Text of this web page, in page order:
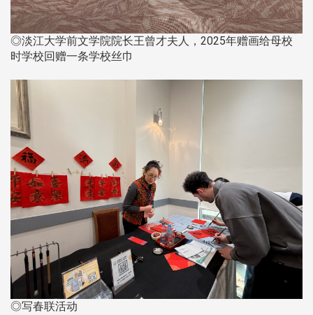
◎淡江大学前文学院院长王曾才夫人，2025年赠画给母校
时学校回赠一条学校丝巾
◎写春联活动